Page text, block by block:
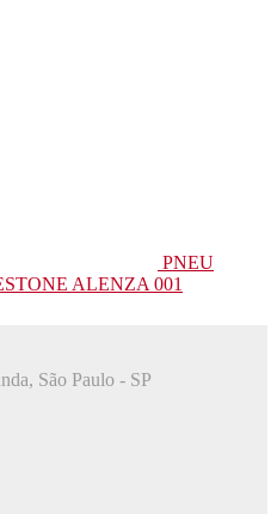
PNEU
ALENZA 001
São Paulo - SP